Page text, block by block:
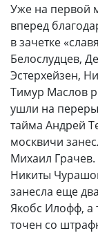
Уже на первой
вперед
в зачетке
Белослудцев,
Эстерхейзен,
Тимур Маслов
ушли на
тайма Андрей
москвичи
Михаил
Никиты
занесла еще
Якобс Илофф, а
точен со